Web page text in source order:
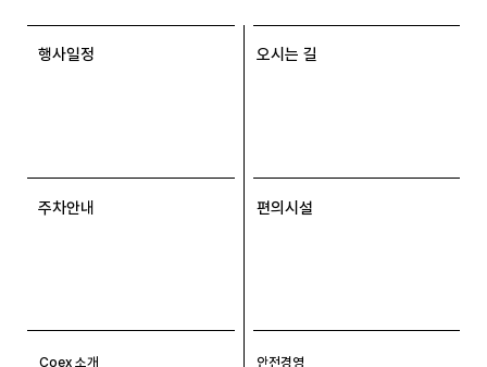
행사일정 오시는 길
주차안내 편의시설
Coex 소개 안전경영